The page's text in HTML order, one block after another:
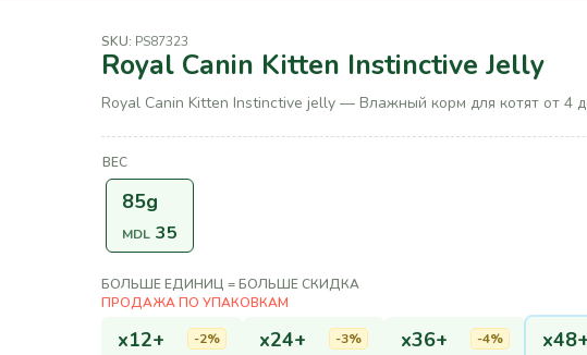
SKU: PS87323
Royal Canin Kitten Instinctive Jelly
Royal Canin Kitten Instinctive jelly — Влажный корм для котят от 4
ВЕС
85g
MDL 35
БОЛЬШЕ ЕДИНИЦ = БОЛЬШЕ СКИДКА
x12+ -2% x24+ -3% x36+ -4% x48+